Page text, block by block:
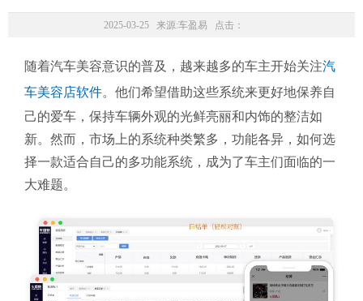
2025-03-25 来源:车盈易 点击：
随着汽车美容意识的普及，越来越多的车主开始关注汽
车美容店软件。他们希望借助这些系统来更好地保养自
己的爱车，保持车辆外观的光鲜亮丽和内饰的整洁如
新。然而，市场上的系统种类繁多，功能各异，如何选
择一款适合自己的多功能系统，成为了车主们面临的一
大难题。